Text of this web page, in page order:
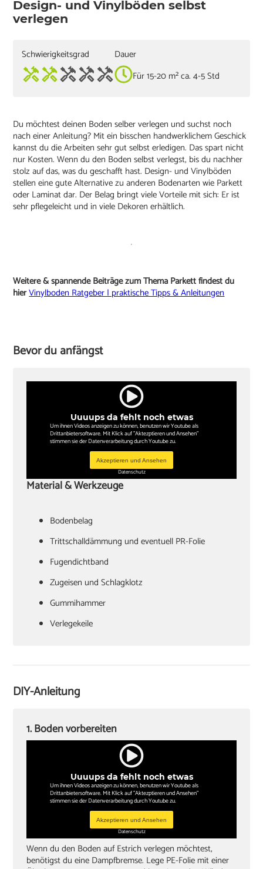
Design- und Vinylböden selbst
verlegen
Schwierigkeitsgrad
Dauer
Für 15-20 m² ca. 4-5 Std
Du möchtest deinen Boden selber verlegen und suchst noch
nach einer Anleitung? Mit ein bisschen handwerklichem Geschick
kannst du die Arbeiten sehr gut selbst erledigen. Das spart nicht
nur Kosten. Wenn du den Boden selbst verlegst, bis du nachher
stolz auf das, was du geschafft hast. Design- und Vinylböden
stellen eine gute Alternative zu anderen Bodenarten wie Parkett
oder Laminat dar. Der Belag bringt viele Vorteile mit sich: Er ist
sehr pflegeleicht und in viele Dekoren erhältlich.
Weitere & spannende Beiträge zum Thema Parkett findest du
hierVinylboden Ratgeber | praktische Tipps & Anleitungen
Bevor du anfängst
Uuuups da fehlt noch etwas
Um ihnen Videos anzeigen zu können, benutzen wir Youtube als
Drittanbietersoftware. Mit Klick auf "Aktezptieren und Ansehen"
stimmen sie der Datenverarbeitung durch Youtube zu.
Akzeptieren und Ansehen
Datenschutz
Material & Werkzeuge
Bodenbelag
Trittschalldämmung und eventuell PR-Folie
Fugendichtband
Zugeisen und Schlagklotz
Gummihammer
Verlegekeile
Akkuschrauber
Stichsäge und Kappsäge
Bleistift
DIY-Anleitung
Uuuups da fehlt noch etwas
Um ihnen Videos anzeigen zu können, benutzen wir Youtube als
Drittanbietersoftware. Mit Klick auf "Aktezptieren und Ansehen"
stimmen sie der Datenverarbeitung durch Youtube zu.
Akzeptieren und Ansehen
Datenschutz
1. Boden vorbereiten
Wenn du den Boden auf Estrich verlegen möchtest,
benötigst du eine Dampfbremse. Lege PE-Folie mit einer